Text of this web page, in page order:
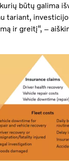
būtų galima
tariant,
ir greitį“, –